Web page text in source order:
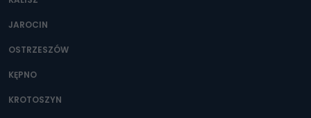
JAROCIN
OSTRZESZÓW
KĘPNO
KROTOSZYN